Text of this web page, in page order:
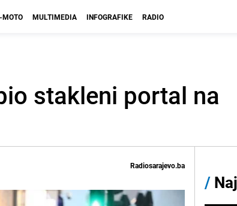
MOTO MULTIMEDIA INFOGRAFIKE RADIO
stakleni portal na
Radiosarajevo.ba
/